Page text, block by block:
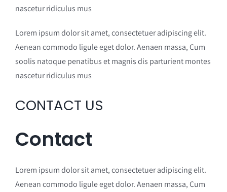
nascetur ridiculus mus
Lorem ipsum dolor sit amet, consectetuer adipiscing elit.
Aenean commodo ligule eget dolor. Aenaen massa, Cum
soolis natoque penatibus et magnis dis parturient montes
nascetur ridiculus mus
CONTACT US
Contact
Lorem ipsum dolor sit amet, consectetuer adipiscing elit.
Aenean commodo ligule eget dolor. Aenaen massa, Cum